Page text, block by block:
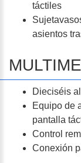
táctiles
asientos
Dieciséis
Equipo de
pantalla
Control
Conexión